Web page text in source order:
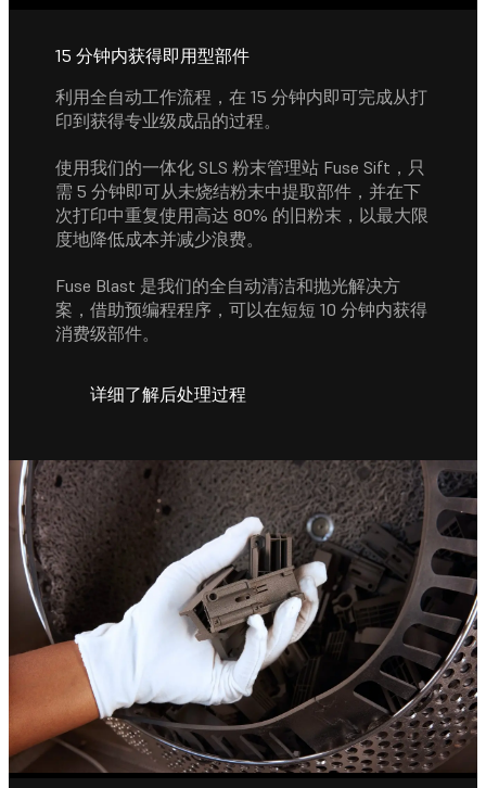
15 分钟内获得即用型部件
利用全自动工作流程，在 15 分钟内即可完成从打
印到获得专业级成品的过程。
使用我们的一体化 SLS 粉末管理站 Fuse Sift，只
需 5 分钟即可从未烧结粉末中提取部件，并在下
次打印中重复使用高达 80% 的旧粉末，以最大限
度地降低成本并减少浪费。
Fuse Blast 是我们的全自动清洁和抛光解决方
案，借助预编程程序，可以在短短 10 分钟内获得
消费级部件。
详细了解后处理过程